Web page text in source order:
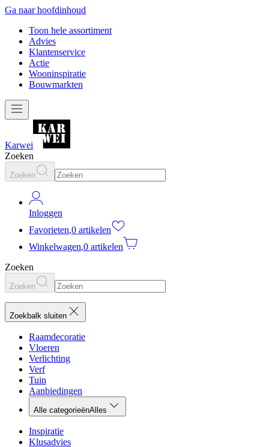
Ga naar hoofdinhoud
Toon hele assortiment
Advies
Klantenservice
Actie
Wooninspiratie
Bouwmarkten
Karwei
Zoeken
Zoeken
Inloggen
Favorieten,0 artikelen
Winkelwagen,0 artikelen
Zoeken
Zoeken
Zoekbalk sluiten
Raamdecoratie
Vloeren
Verlichting
Verf
Tuin
Aanbiedingen
Alle categorieënAlles
Inspiratie
Klusadvies